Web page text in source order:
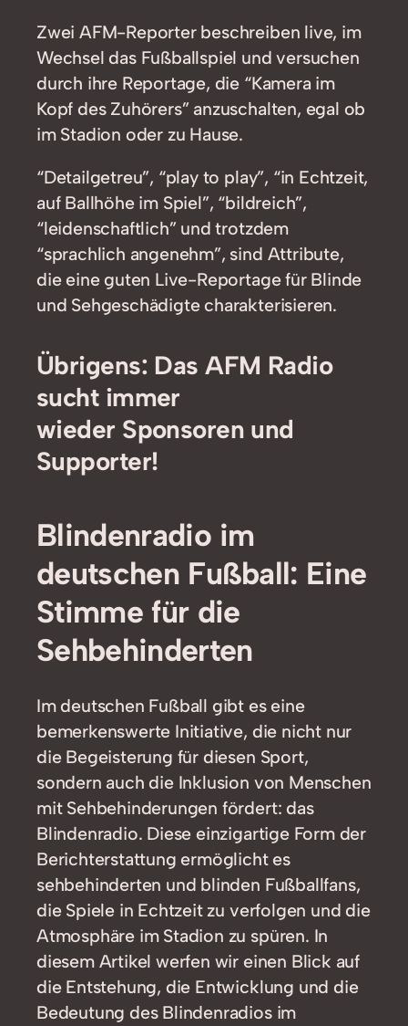
Zwei AFM-Reporter beschreiben live, im
Wechsel das Fußballspiel und versuchen
durch ihre Reportage, die “Kamera im
Kopf des Zuhörers” anzuschalten, egal ob
im Stadion oder zu Hause.
“Detailgetreu”, “play to play”, “in Echtzeit,
auf Ballhöhe im Spiel”, “bildreich”,
“leidenschaftlich” und trotzdem
“sprachlich angenehm”, sind Attribute,
die eine guten Live-Reportage für Blinde
und Sehgeschädigte charakterisieren.
Übrigens: Das AFM Radio
sucht immer
wieder Sponsoren und
Supporter!
Blindenradio im
deutschen Fußball: Eine
Stimme für die
Sehbehinderten
Im deutschen Fußball gibt es eine
bemerkenswerte Initiative, die nicht nur
die Begeisterung für diesen Sport,
sondern auch die Inklusion von Menschen
mit Sehbehinderungen fördert: das
Blindenradio. Diese einzigartige Form der
Berichterstattung ermöglicht es
sehbehinderten und blinden Fußballfans,
die Spiele in Echtzeit zu verfolgen und die
Atmosphäre im Stadion zu spüren. In
diesem Artikel werfen wir einen Blick auf
die Entstehung, die Entwicklung und die
Bedeutung des Blindenradios im